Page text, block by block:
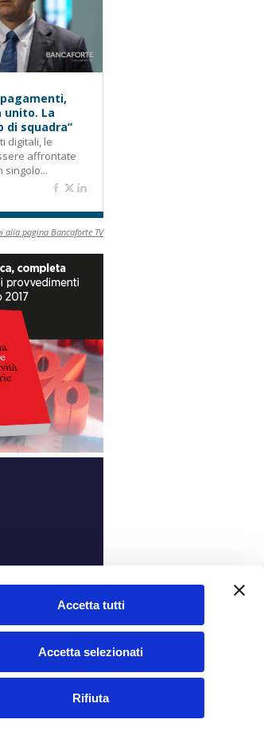
Accetta tutti
Accetta selezionati
Rifiuta
unito. La
di squadra”
digitali, le
affrontate
singolo...
alla pagina Bancaforte TV